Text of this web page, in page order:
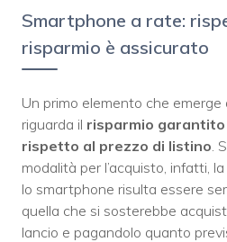
Smartphone a rate:
risparmio è assicurato
Un primo elemento che emerge
riguarda il risparmio
rispetto al prezzo di listino .
modalità per l’acquisto, infatti,
lo smartphone risulta essere
quella che si sosterebbe
lancio e pagandolo quanto